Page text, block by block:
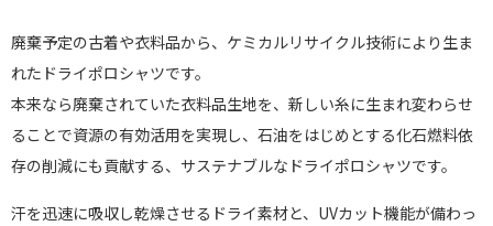
廃棄予定の古着や衣料品から、ケミカルリサイクル技術により生ま
れたドライポロシャツです。
本来なら廃棄されていた衣料品生地を、新しい糸に生まれ変わらせ
ることで資源の有効活用を実現し、石油をはじめとする化石燃料依
存の削減にも貢献する、サステナブルなドライポロシャツです。
汗を迅速に吸収し乾燥させるドライ素材と、UVカット機能が備わっ